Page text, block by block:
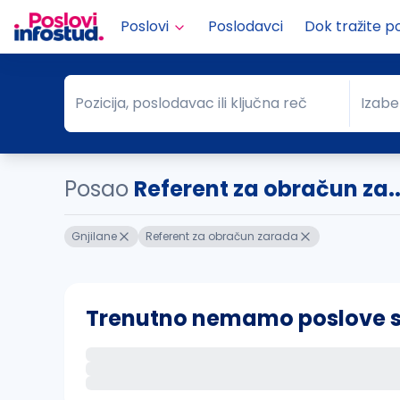
Poslovi Poslodavci Dok tražite
Pozicija, poslodavac ili ključna reč
Pozicija, poslodavac ili ključna reč Grad
Posao Referent za obračun
Gnjilane Referent za obračun zarada
Trenutno nemamo poslove